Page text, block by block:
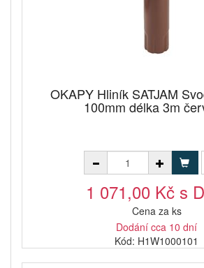
OKAPY Hliník SATJAM
100mm délka 3m
1 071,00 Kč s
Cena za ks
Dodání cca 10 dní
Kód: H1W1000101